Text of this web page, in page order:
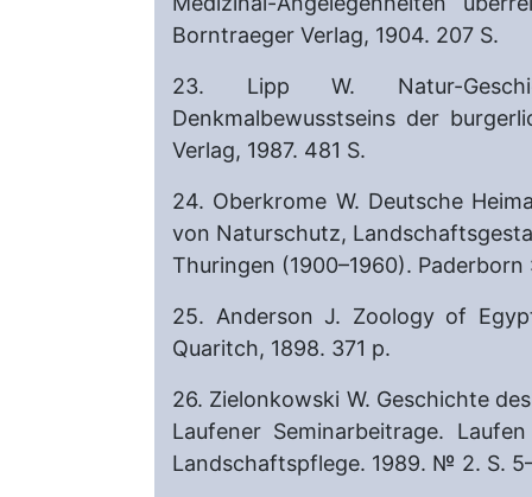
Borntraeger Verlag, 1904. 207 S.
23. Lipp W. Natur-
Denkmalbewusstseins der
Verlag, 1987. 481 S.
24. Oberkrome W. Deutsche
von Naturschutz,
Thuringen (1900–1960).
25. Anderson J. Zoology of
Quaritch, 1898. 371 p.
26. Zielonkowski W. Geschichte
Laufener Seminarbeitrage.
Landschaftspflege. 1989. № 2. S.